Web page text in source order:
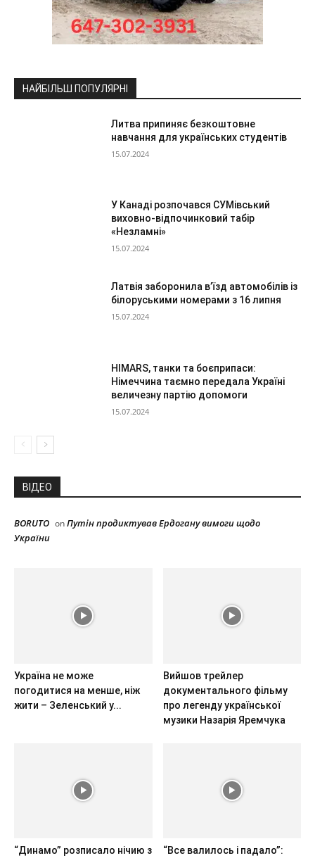
НАЙБІЛЬШ ПОПУЛЯРНІ
Литва припиняє безкоштовне
навчання для українських студентів
15.07.2024
У Канаді розпочався СУМівський
виховно-відпочинковий табір
«Незламні»
15.07.2024
Латвія заборонила в’їзд автомобілів із
білоруськими номерами з 16 липня
15.07.2024
HIMARS, танки та боєприпаси:
Німеччина таємно передала Україні
величезну партію допомоги
15.07.2024
ВІДЕО
BORUTO onПутін продиктував Ердогану вимоги щодо
України
Україна не може
погодитися на менше, ніж
жити – Зеленський у...
Вийшов трейлер
документального фільму
про легенду української
музики Назарія Яремчука
“Динамо” розписало нічию з
“Все валилось і падало”: